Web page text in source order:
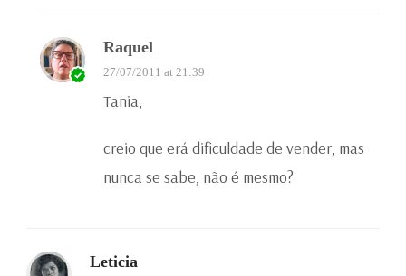
Raquel
27/07/2011 at 21:39
Tania,
creio que erá dificuldade de vender, mas
nunca se sabe, não é mesmo?
Leticia